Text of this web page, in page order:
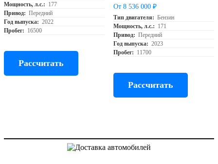
Мощность, л.с.: 177
Привод: Передний
Год выпуска: 2022
Пробег: 16500
Рассчитать
От 8 536 000 ₽
Тип двигателя: Бензин
Мощность, л.с.: 171
Привод: Передний
Год выпуска: 2023
Пробег: 11700
Рассчитать